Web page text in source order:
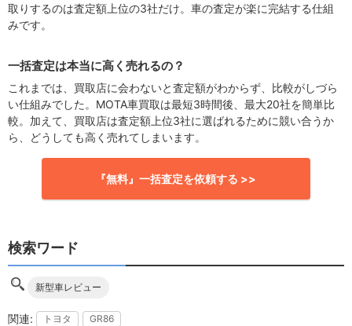
取りするのは査定額上位の3社だけ。車の査定が楽に完結する仕組
みです。
一括査定は本当に高く売れるの？
これまでは、買取店に会わないと査定額がわからず、比較がしづら
い仕組みでした。MOTA車買取は最短3時間後、最大20社を簡単比
較。加えて、買取店は査定額上位3社に選ばれるために競い合うか
ら、どうしても高く売れてしまいます。
『無料』一括査定を依頼する >>
検索ワード
新型車レビュー
トヨタ GR86